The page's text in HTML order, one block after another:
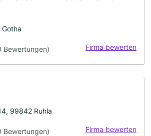
Bewertungen) Firma bewerten
99842 Ruhla
Bewertungen) Firma bewerten